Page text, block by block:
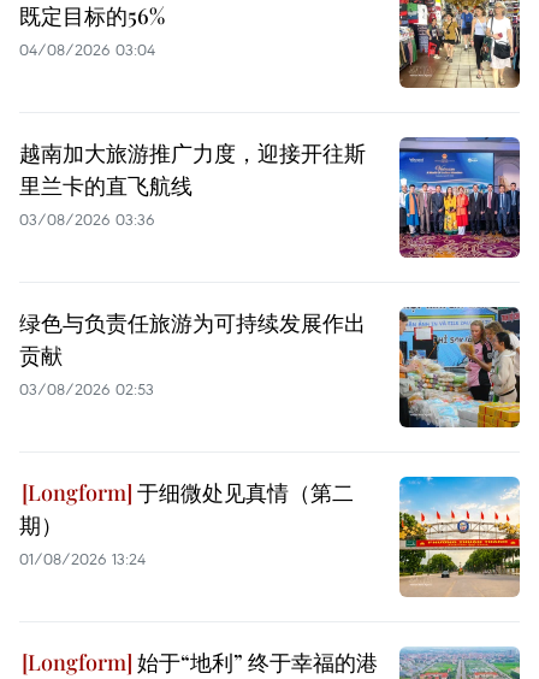
既定目标的56%
04/08/2026 03:04
越南加大旅游推广力度，迎接开往斯
里兰卡的直飞航线
03/08/2026 03:36
绿色与负责任旅游为可持续发展作出
贡献
03/08/2026 02:53
于细微处见真情（第二
期）
01/08/2026 13:24
始于“地利” 终于幸福的港